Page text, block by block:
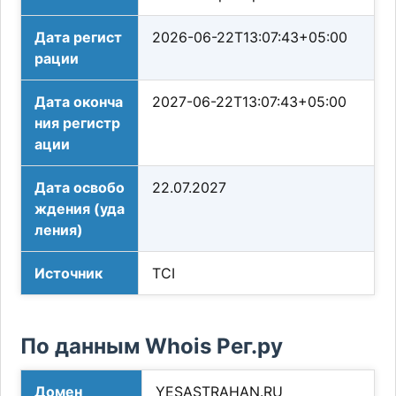
Дата регист
рации
2026-06-22T13:07:43+05:00
Дата оконча
ния регистр
ации
2027-06-22T13:07:43+05:00
Дата освобо
ждения (уда
ления)
22.07.2027
Источник TCI
По данным Whois Рег.ру
Домен YESASTRAHAN.RU